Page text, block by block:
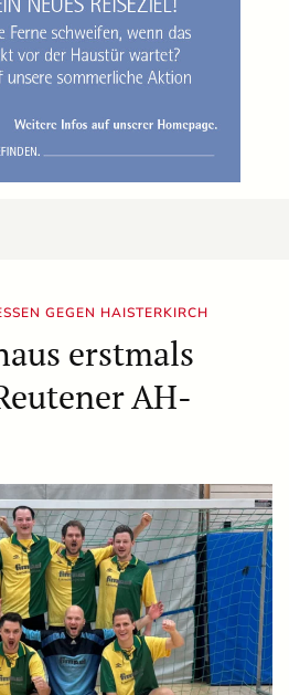
GEGEN HAISTERKIRCH
erstmals
AH-